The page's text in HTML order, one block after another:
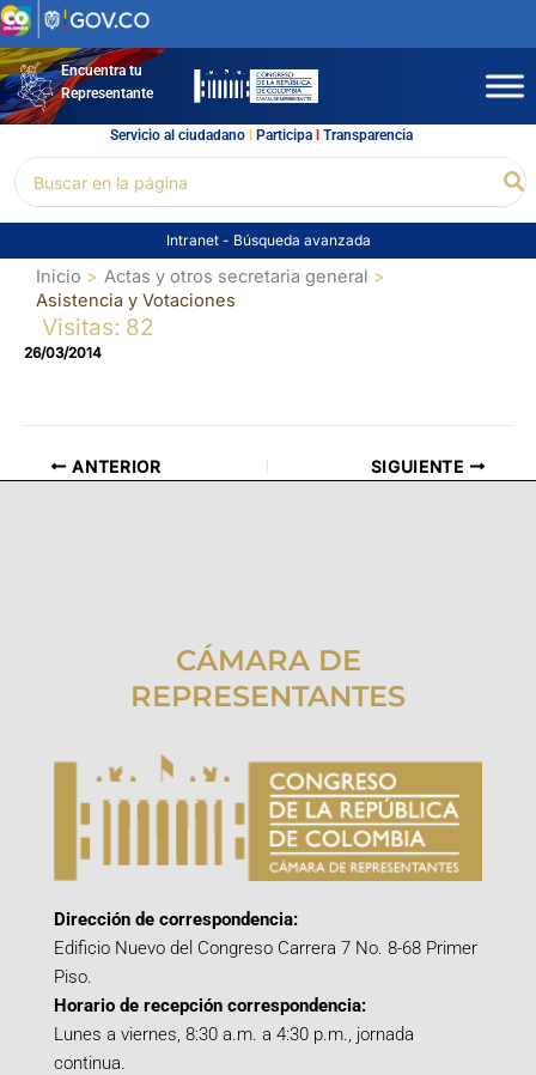
Ir
al
contenidoEncuentra tu
Representante
Servicio al ciudadano l Participal Transparencia
por:
Intranet - Búsqueda avanzada
Inicio
Actas y otros secretaria general
Asistencia y Votaciones
Visitas: 82
26/03/2014
ANTERIOR SIGUIENTE
CÁMARA DE
REPRESENTANTES
Dirección de correspondencia:
Edificio Nuevo del Congreso Carrera 7 No. 8-68 Primer
Piso.
Horario de recepción correspondencia:
Lunes a viernes, 8:30 a.m. a 4:30 p.m., jornada
continua.